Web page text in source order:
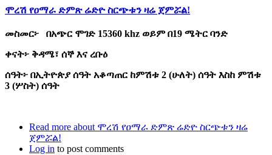
ሞረሽ የዐማራ ድምጽ ሬድዮ ስርጭቱን ዛሬ ጀምሯል!
መስመር፦ በአጭር ሞገድ 15360 khz ወይም በ19 ሜትር ባንድ
ቀናት፦ ቅዳሜ፣ ሰኞ እና ረቡዕ
ሰዓት፦ በኢትዮጵያ ሰዓት አቆጣጠር ከምሽቱ 2 (ሁለት) ሰዓት እስከ ምሽቱ
3 (ሦስት) ሰዓት
Read more about ሞረሽ የዐማራ ድምጽ ሬድዮ ስርጭቱን ዛሬ
ጀምሯል!
Log in to post comments